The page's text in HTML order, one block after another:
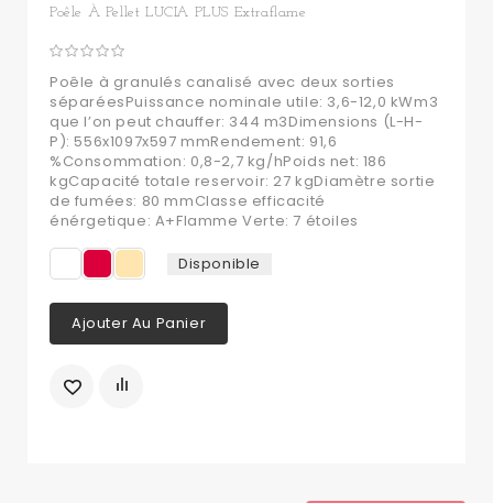
Poêle À Pellet LUCIA PLUS Extraflame
Poêle à granulés canalisé avec deux sorties
séparéesPuissance nominale utile: 3,6-12,0 kWm3
que l’on peut chauffer: 344 m3Dimensions (L-H-
P): 556x1097x597 mmRendement: 91,6
%Consommation: 0,8-2,7 kg/hPoids net: 186
kgCapacité totale reservoir: 27 kgDiamètre sortie
de fumées: 80 mmClasse efficacité
énérgetique: A+Flamme Verte: 7 étoiles
Disponible
Ajouter Au Panier